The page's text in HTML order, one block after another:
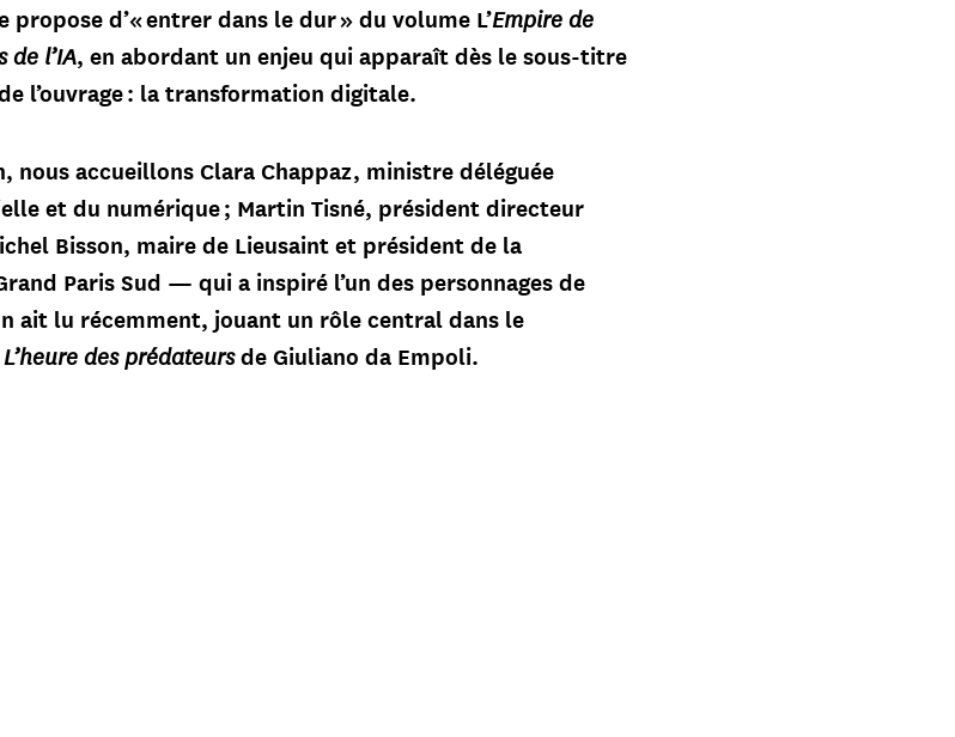
d’« entrer dans le dur » du volume L’Empire de
de l’IA, en abordant un enjeu qui apparaît dès le sous-titre
l’ouvrage : la transformation digitale.
accueillons Clara Chappaz, ministre déléguée
et du numérique ; Martin Tisné, président directeur
Bisson, maire de Lieusaint et président de la
Paris Sud — qui a inspiré l’un des personnages de
ait lu récemment, jouant un rôle central dans le
L’heure des prédateursde Giuliano da Empoli.